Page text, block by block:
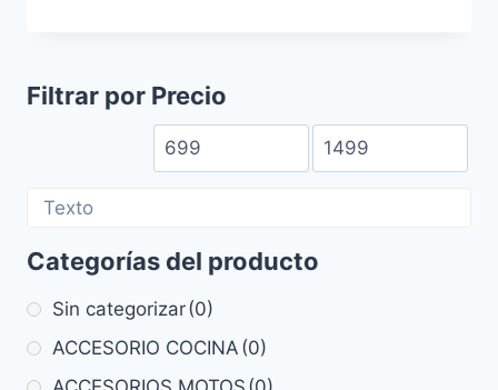
Filtrar por Precio
Categorías del producto
Sin categorizar(0)
ACCESORIO COCINA (0)